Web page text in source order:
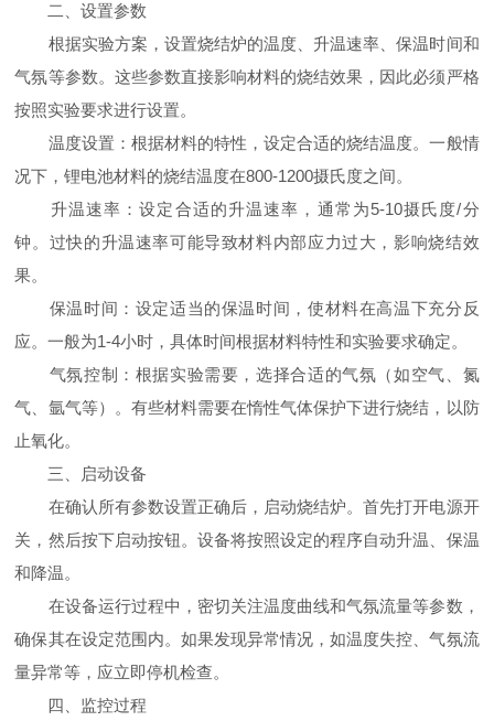
二、设置参数
根据实验方案，设置烧结炉的温度、升温速率、保温时间和
气氛等参数。这些参数直接影响材料的烧结效果，因此必须严格
按照实验要求进行设置。
温度设置：根据材料的特性，设定合适的烧结温度。一般情
况下，锂电池材料的烧结温度在800-1200摄氏度之间。
升温速率：设定合适的升温速率，通常为5-10摄氏度/分
钟。过快的升温速率可能导致材料内部应力过大，影响烧结效
果。
保温时间：设定适当的保温时间，使材料在高温下充分反
应。一般为1-4小时，具体时间根据材料特性和实验要求确定。
气氛控制：根据实验需要，选择合适的气氛（如空气、氮
气、氩气等）。有些材料需要在惰性气体保护下进行烧结，以防
止氧化。
三、启动设备
在确认所有参数设置正确后，启动烧结炉。首先打开电源开
关，然后按下启动按钮。设备将按照设定的程序自动升温、保温
和降温。
在设备运行过程中，密切关注温度曲线和气氛流量等参数，
确保其在设定范围内。如果发现异常情况，如温度失控、气氛流
量异常等，应立即停机检查。
四、监控过程